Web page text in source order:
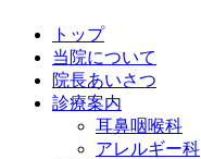
トップ
当院について
院長あいさつ
診療案内
耳鼻咽喉科
アレルギー科